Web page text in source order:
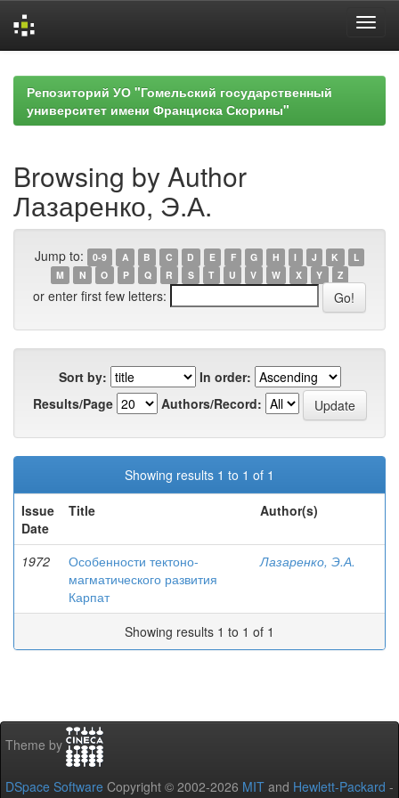
navigationРепозиторий УО "Гомельский государственный
университет имени Франциска Скорины"
Browsing by Author
Лазаренко, Э.А.
Jump to: 0-9 A B C D E F G H I J K
L
M
N O P Q R S T U V W X Y Z
or enter first few letters:
Sort by:
In order:
Results/Page
Authors/Record:
Showing results 1 to 1 of 1
Issue
Date
Title Author(s)
1972
Особенности тектоно-
магматического развития
Карпат
Лазаренко, Э.А.
Showing results 1 to 1 of 1
Theme by
DSpace Software Copyright © 2002-2026 MIT and Hewlett-Packard -